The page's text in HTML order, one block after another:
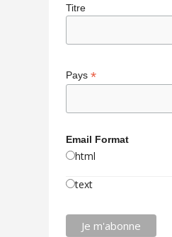
Titre
Pays *
Email Format
html
text